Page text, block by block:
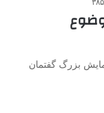
شنبه – ۲۳ تیر ۹۷ – در همایش بزرگ گفتمان